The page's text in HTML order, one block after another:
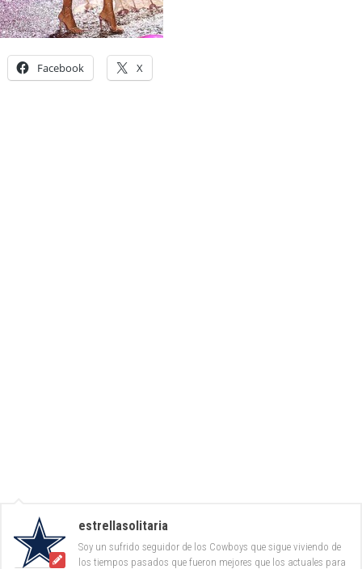
Facebook X
estrellasolitaria
Soy un sufrido seguidor de los Cowboys que sigue viviendo de
los tiempos pasados que fueron mejores que los actuales para